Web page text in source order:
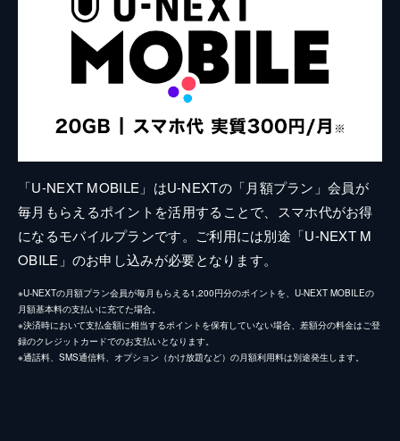
「U-NEXT MOBILE」はU-NEXTの「月額プラン」会員が
毎月もらえるポイントを活用することで、スマホ代がお得
になるモバイルプランです。ご利用には別途「U-NEXT M
OBILE」のお申し込みが必要となります。
※U-NEXTの月額プラン会員が毎月もらえる1,200円分のポイントを、U-NEXT MOBILEの
月額基本料の支払いに充てた場合。
※決済時において支払金額に相当するポイントを保有していない場合、差額分の料金はご登
録のクレジットカードでのお支払いとなります。
※通話料、SMS通信料、オプション（かけ放題など）の月額利用料は別途発生します。